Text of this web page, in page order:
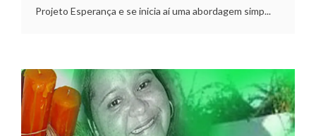
Projeto Esperança e se inicia aí uma abordagem simp...